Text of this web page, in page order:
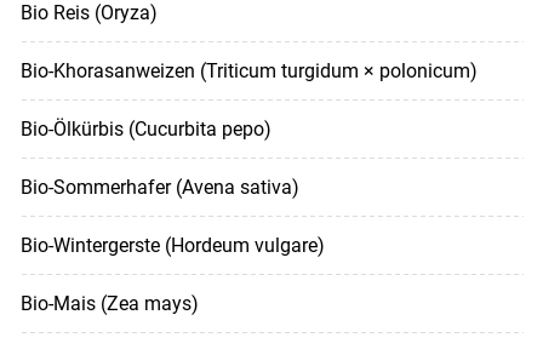
Bio Reis (Oryza)
Bio-Khorasanweizen (Triticum turgidum × polonicum)
Bio-Ölkürbis (Cucurbita pepo)
Bio-Sommerhafer (Avena sativa)
Bio-Wintergerste (Hordeum vulgare)
Bio-Mais (Zea mays)